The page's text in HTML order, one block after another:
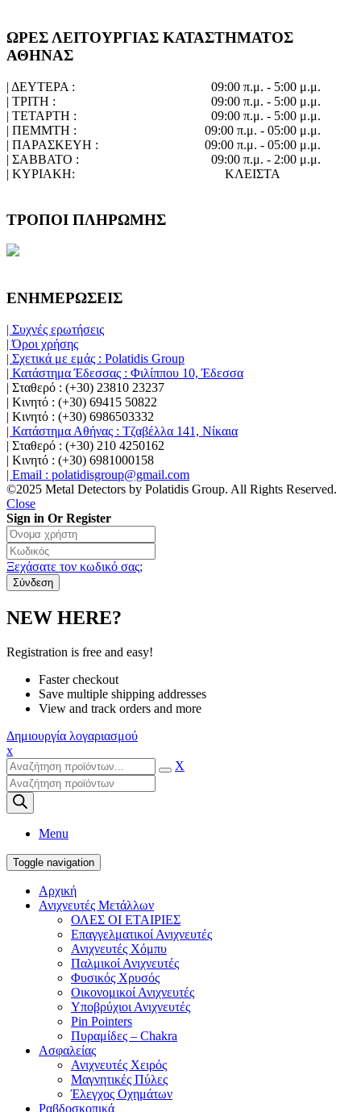
ΩΡΕΣ ΛΕΙΤΟΥΡΓΙΑΣ ΚΑΤΑΣΤΗΜΑΤΟΣ
ΑΘΗΝΑΣ
| ΔΕΥΤΕΡΑ :
09:00 π.μ. - 5:00 μ.μ.
| ΤΡΙΤΗ :
09:00 π.μ. - 5:00 μ.μ.
| ΤΕΤΑΡΤΗ :
09:00 π.μ. - 5:00 μ.μ.
| ΠΕΜΜΤΗ :
09:00 π.μ. - 05:00 μ.μ.
| ΠΑΡΑΣΚΕΥΗ :
09:00 π.μ. - 05:00 μ.μ.
| ΣΑΒΒΑΤΟ :
09:00 π.μ. - 2:00 μ.μ.
| ΚΥΡΙΑΚΗ:
ΚΛΕΙΣΤΑ
ΤΡΟΠΟΙ ΠΛΗΡΩΜΗΣ
ΕΝΗΜΕΡΩΣΕΙΣ
| Συχνές ερωτήσεις
| Όροι χρήσης
| Σχετικά με εμάς : Polatidis Group
| Κατάστημα Έδεσσας : Φιλίππου 10, Έδεσσα
| Σταθερό : (+30) 23810 23237
| Κινητό : (+30) 69415 50822
| Κινητό : (+30) 6986503332
| Κατάστημα Αθήνας : Τζαβέλλα 141, Νίκαια
| Σταθερό : (+30) 210 4250162
| Κινητό : (+30) 6981000158
| Email : polatidisgroup@gmail.com
©2025 Metal Detectors by Polatidis Group. All Rights Reserved.
Close
Sign in Or Register
Ξεχάσατε τον κωδικό σας;
NEW HERE?
Registration is free and easy!
Faster checkout
Save multiple shipping addresses
View and track orders and more
Δημιουργία λογαριασμού
x
X
Products
search
Menu
Toggle navigation
Αρχική
Ανιχνευτές Μετάλλων
ΟΛΕΣ ΟΙ ΕΤΑΙΡΙΕΣ
Επαγγελματικοί Ανιχνευτές
Ανιχνευτές Χόμπυ
Παλμικοί Ανιχνευτές
Φυσικός Χρυσός
Οικονομικοί Ανιχνευτές
Υποβρύχιοι Ανιχνευτές
Pin Pointers
Πυραμίδες – Chakra
Ασφαλείας
Ανιχνευτές Χειρός
Μαγνητικές Πύλες
Έλεγχος Οχημάτων
Ραβδοσκοπικά